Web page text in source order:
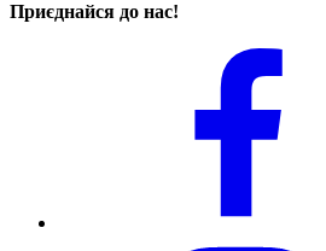
Приєднайся до нас!